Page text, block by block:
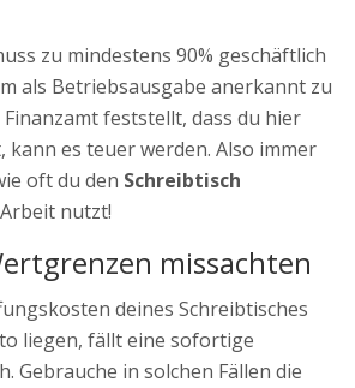
zu mindestens 90% geschäftlich
als Betriebsausgabe anerkannt zu
feststellt, dass du hier
kann es teuer werden. Also immer
oft du den Schreibtisch
nutzt!
missachten
deines Schreibtisches
liegen, fällt eine sofortige
Gebrauche in solchen Fällen die